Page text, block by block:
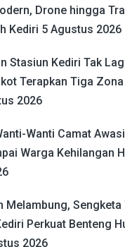
Drone hingga
Kediri 5 Agustus 2026
Stasiun Kediri Tak
Terapkan Tiga
2026
Wanti Camat
Warga Kehilangan
Melambung, Sengketa
Perkuat Benteng
2026